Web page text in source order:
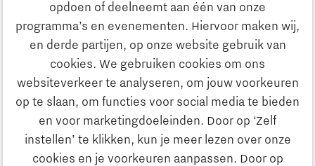
opdoen of deelneemt aan één van onze
programma’s en evenementen. Hiervoor maken wij,
en derde partijen, op onze website gebruik van
cookies. We gebruiken cookies om ons
websiteverkeer te analyseren, om jouw voorkeuren
op te slaan, om functies voor social media te bieden
en voor marketingdoeleinden. Door op ‘Zelf
instellen’ te klikken, kun je meer lezen over onze
cookies en je voorkeuren aanpassen. Door op
Ontdek Brainport
Innovatie
Ondernemen
Onderwijs
Maatschappelijk
Strategie & Organisatie
Zoeken
Contact